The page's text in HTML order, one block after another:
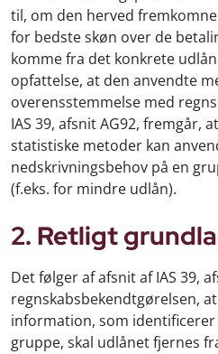
til, om den herved
for bedste skøn over de
komme fra det konkrete
opfattelse, at den anvendte
overensstemmelse med
IAS 39, afsnit AG92, fremgår,
statistiske metoder kan
nedskrivningsbehov på en
(f.eks. for mindre udlån).
2. Retligt
Det følger af afsnit af IAS 39,
regnskabsbekendtgørelsen,
information, som
gruppe, skal udlånet fjernes